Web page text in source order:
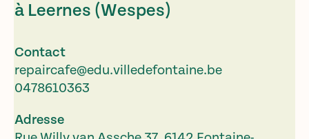
à Leernes (Wespes)
Contact
repaircafe@edu.villedefontaine.be
0478610363
Adresse